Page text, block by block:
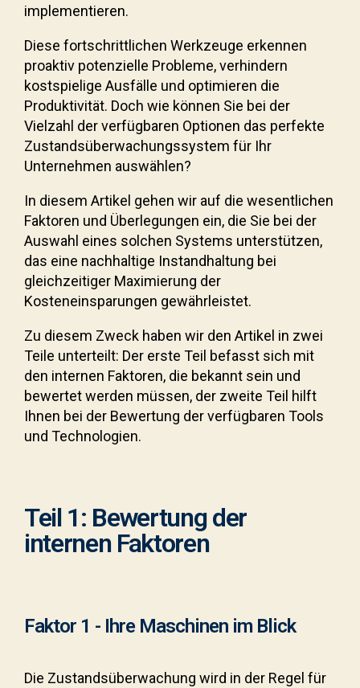
implementieren.
Diese fortschrittlichen Werkzeuge erkennen
proaktiv potenzielle Probleme, verhindern
kostspielige Ausfälle und optimieren die
Produktivität. Doch wie können Sie bei der
Vielzahl der verfügbaren Optionen das perfekte
Zustandsüberwachungssystem für Ihr
Unternehmen auswählen?
In diesem Artikel gehen wir auf die wesentlichen
Faktoren und Überlegungen ein, die Sie bei der
Auswahl eines solchen Systems unterstützen,
das eine nachhaltige Instandhaltung bei
gleichzeitiger Maximierung der
Kosteneinsparungen gewährleistet.
Zu diesem Zweck haben wir den Artikel in zwei
Teile unterteilt: Der erste Teil befasst sich mit
den internen Faktoren, die bekannt sein und
bewertet werden müssen, der zweite Teil hilft
Ihnen bei der Bewertung der verfügbaren Tools
und Technologien.
Teil 1: Bewertung der
internen Faktoren
Faktor 1 - Ihre Maschinen im Blick
Die Zustandsüberwachung wird in der Regel für